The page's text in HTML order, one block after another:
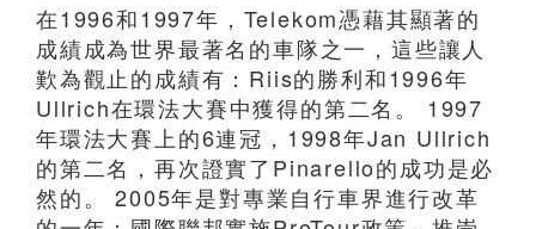
在1996和1997年，Telekom憑藉其顯著的
成績成為世界最著名的車隊之一，這些讓人
歎為觀止的成績有：Riis的勝利和1996年
Ullrich在環法大賽中獲得的第二名。 1997
年環法大賽上的6連冠，1998年Jan Ullrich
的第二名，再次證實了Pinarello的成功是必
然的。 2005年是對專業自行車界進行改革